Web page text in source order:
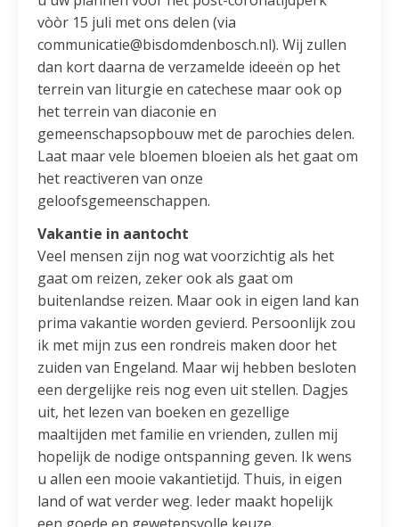
vòòr 15 juli met ons delen (via
communicatie@bisdomdenbosch.nl). Wij zullen
dan kort daarna de verzamelde ideeën op het
terrein van liturgie en catechese maar ook op
het terrein van diaconie en
gemeenschapsopbouw met de parochies delen.
Laat maar vele bloemen bloeien als het gaat om
het reactiveren van onze
geloofsgemeenschappen.
Vakantie in aantocht
Veel mensen zijn nog wat voorzichtig als het
gaat om reizen, zeker ook als gaat om
buitenlandse reizen. Maar ook in eigen land kan
prima vakantie worden gevierd. Persoonlijk zou
ik met mijn zus een rondreis maken door het
zuiden van Engeland. Maar wij hebben besloten
een dergelijke reis nog even uit stellen. Dagjes
uit, het lezen van boeken en gezellige
maaltijden met familie en vrienden, zullen mij
hopelijk de nodige ontspanning geven. Ik wens
u allen een mooie vakantietijd. Thuis, in eigen
land of wat verder weg. Ieder maakt hopelijk